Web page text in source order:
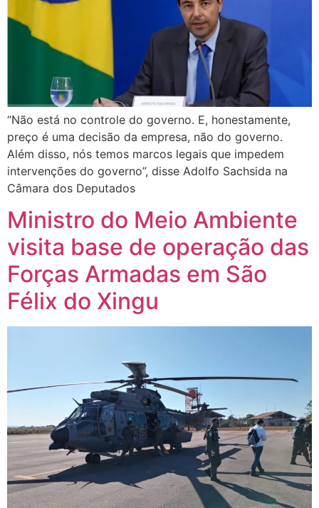
“Não está no controle do governo. E, honestamente,
preço é uma decisão da empresa, não do governo.
Além disso, nós temos marcos legais que impedem
intervenções do governo”, disse Adolfo Sachsida na
Câmara dos Deputados
Ministro do Meio Ambiente
visita base de operação das
Forças Armadas em São
Félix do Xingu